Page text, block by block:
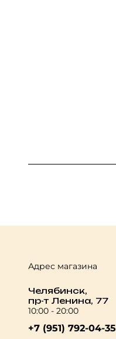
Адрес магазина
Челябинск,
пр-т Ленина, 77
10:00 - 20:00
+7 (951) 792-04-35